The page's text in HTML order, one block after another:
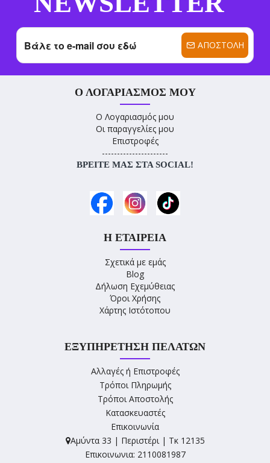
ΑΠΟΣΤΟΛΉ
Ο ΛΟΓΑΡΙΑΣΜΌΣ ΜΟΥ
Ο Λογαριασμός μου
Οι παραγγελίες μου
Επιστροφές
----------------------
ΒΡΕΊΤΕ ΜΑΣ ΣΤΑ SOCIAL!
Η ΕΤΑΙΡΕΊΑ
Σχετικά με εμάς
Blog
Δήλωση Εχεμύθειας
Όροι Χρήσης
Χάρτης Ιστότοπου
ΕΞΥΠΗΡΈΤΗΣΗ ΠΕΛΑΤΏΝ
Αλλαγές ή Επιστροφές
Τρόποι Πληρωμής
Τρόποι Αποστολής
Κατασκευαστές
Επικοινωνία
Αμύντα 33 | Περιστέρι | Τκ 12135
Επικοινωνια: 2110081987